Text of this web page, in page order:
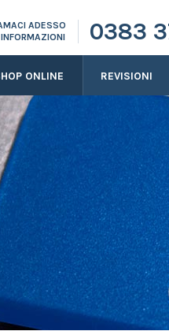
ADESSO
INFORMAZIONI
0383
ONLINE REVISIONI